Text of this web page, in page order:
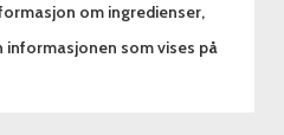
om ingredienser,
som vises på